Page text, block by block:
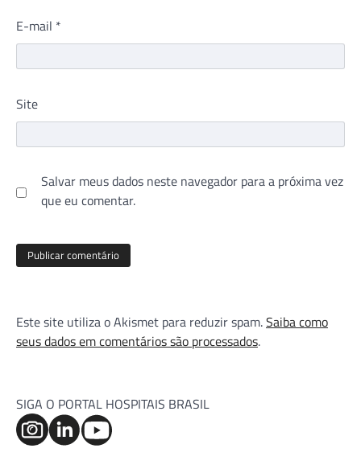
E-mail *
Site
Salvar meus dados neste navegador para a próxima vez
que eu comentar.
Este site utiliza o Akismet para reduzir spam.Saiba como
seus dados em comentários são processados.
SIGA O PORTAL HOSPITAIS BRASIL